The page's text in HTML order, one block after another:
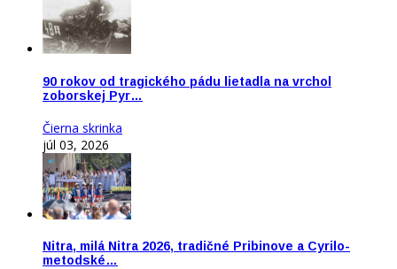
90 rokov od tragického pádu lietadla na vrchol
zoborskej Pyr…
Čierna skrinka
júl 03, 2026
Nitra, milá Nitra 2026, tradičné Pribinove a Cyrilo-
metodské…